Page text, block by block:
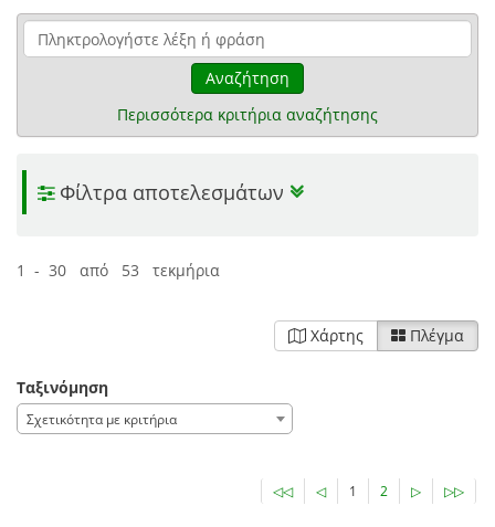
Αναζήτηση
Περισσότερα κριτήρια αναζήτησης
Φίλτρα αποτελεσμάτων
1 - 30 από 53 τεκμήρια
Χάρτης Πλέγμα
Ταξινόμηση
Σχετικότητα με κριτήρια
◁◁ ◁ 1 2 ▷ ▷▷